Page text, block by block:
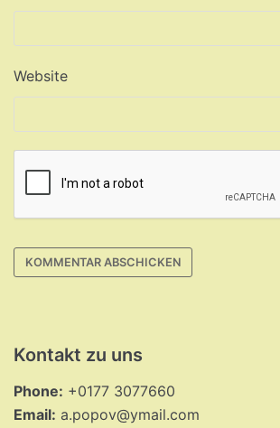
Website
Kontakt zu uns
Phone: +0177 3077660
Email: a.popov@ymail.com